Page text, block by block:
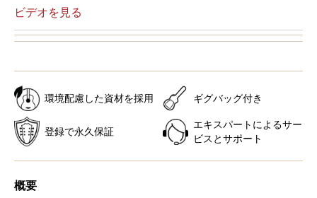
ビデオを見る
環境配慮した資材を採用 ギグバッグ付き
登録で永久保証
エキスパートによるサー
ビスとサポート
概要